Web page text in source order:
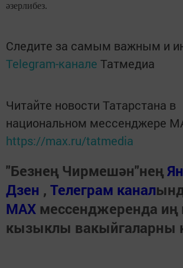
әзерлибез.
Следите за самым важным и
Telegram-канале Татмедиа
Читайте новости Татарстана в
национальном мессенджере
https://max.ru/tatmedia
"Безнең Чирмешән"нең
Дзен , Телеграм канал
МАХ мессенджеренда
кызыклы вакыйгаларны